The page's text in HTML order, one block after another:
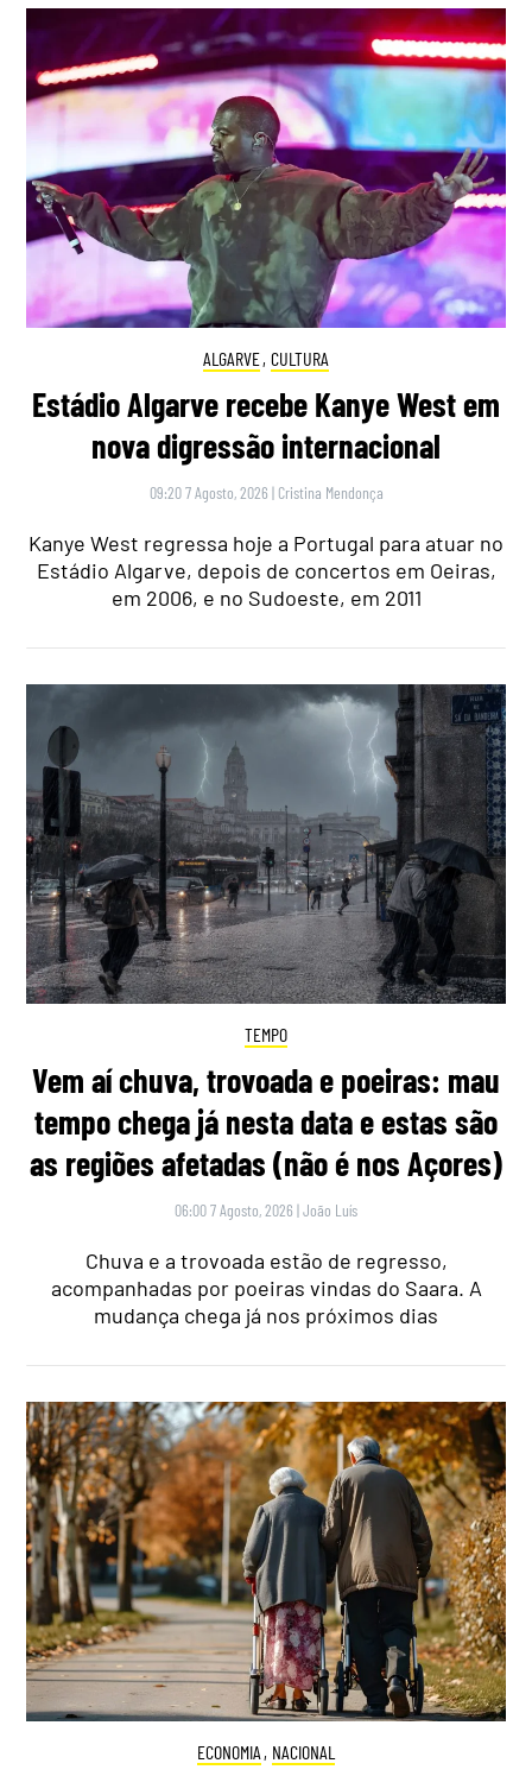
ALGARVE, CULTURA
Estádio Algarve recebe Kanye West em
nova digressão internacional
09:20 7 Agosto, 2026 | Cristina Mendonça
Kanye West regressa hoje a Portugal para atuar no
Estádio Algarve, depois de concertos em Oeiras,
em 2006, e no Sudoeste, em 2011
TEMPO
Vem aí chuva, trovoada e poeiras: mau
tempo chega já nesta data e estas são
as regiões afetadas (não é nos Açores)
06:00 7 Agosto, 2026 |João Luís
Chuva e a trovoada estão de regresso,
acompanhadas por poeiras vindas do Saara. A
mudança chega já nos próximos dias
ECONOMIA , NACIONAL